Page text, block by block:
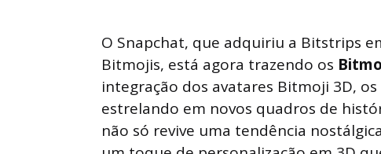
O Snapchat, que adquiriu a Bitstrips
Bitmojis, está agora trazendo os
integração dos avatares Bitmoji 3D,
estrelando em novos quadros de
não só revive uma tendência